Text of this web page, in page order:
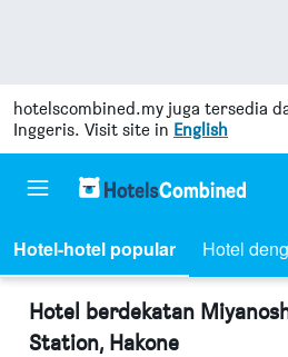
hotelscombined.my juga tersedia
Inggeris. Visit site in English
Hotel-hotel popular Hotel
Hotel berdekatan
Station, Hakone